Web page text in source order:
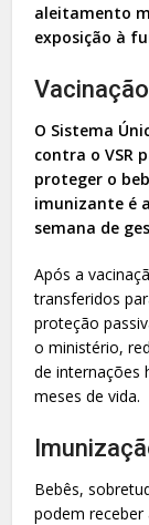
aleitamento
exposição à
O Sistema
contra o VSR
proteger o
imunizante é
semana de
Após a
transferidos
proteção
o ministério,
de internações
meses de vida.
Bebês,
podem receber